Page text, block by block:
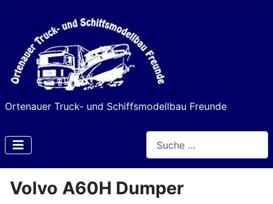
Ortenauer Truck- und Schiffsmodellbau Freunde
Type 2 or more characters
Volvo A60H Dumper